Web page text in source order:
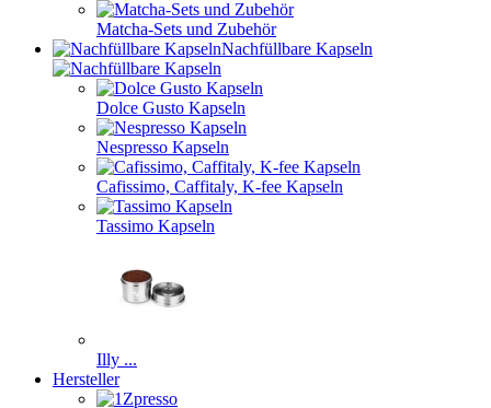
Matcha-Sets und Zubehör
Nachfüllbare Kapseln
Dolce Gusto Kapseln
Nespresso Kapseln
Cafissimo, Caffitaly, K-fee Kapseln
Tassimo Kapseln
Illy ...
Hersteller